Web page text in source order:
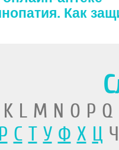
Как
L M N O P
Р С Т У Ф Х Ц